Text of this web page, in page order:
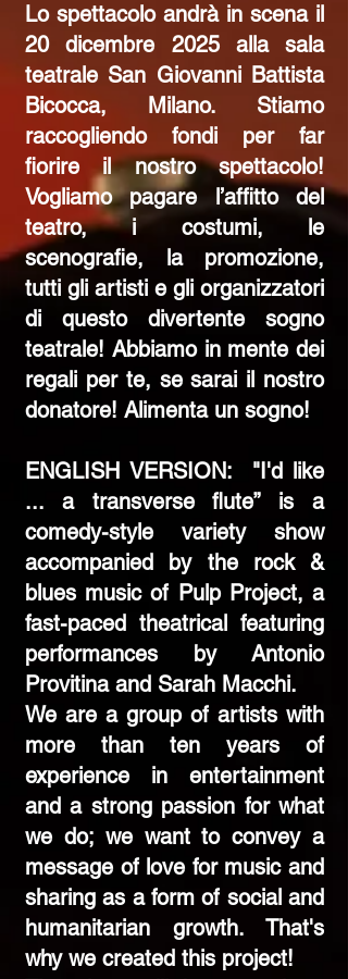
Lo spettacolo andrà in scena il
20 dicembre 2025 alla sala
teatrale San Giovanni Battista
Bicocca, Milano. Stiamo
raccogliendo fondi per far
fiorire il nostro spettacolo!
Vogliamo pagare l’affitto del
teatro, i costumi, le
scenografie, la promozione,
tutti gli artisti e gli organizzatori
di questo divertente sogno
teatrale! Abbiamo in mente dei
regali per te, se sarai il nostro
donatore! Alimenta un sogno!
ENGLISH VERSION: "I'd like
... a transverse flute” is a
comedy-style variety show
accompanied by the rock &
blues music of Pulp Project, a
fast-paced theatrical featuring
performances by Antonio
Provitina and Sarah Macchi.
We are a group of artists with
more than ten years of
experience in entertainment
and a strong passion for what
we do; we want to convey a
message of love for music and
sharing as a form of social and
humanitarian growth. That's
why we created this project!